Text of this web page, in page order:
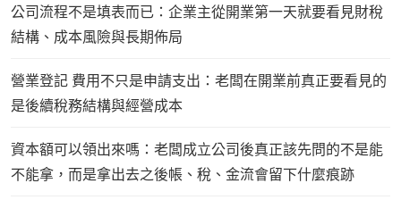
公司流程不是填表而已：企業主從開業第一天就要看見財稅
結構、成本風險與長期佈局
營業登記 費用不只是申請支出：老闆在開業前真正要看見的
是後續稅務結構與經營成本
資本額可以領出來嗎：老闆成立公司後真正該先問的不是能
不能拿，而是拿出去之後帳、稅、金流會留下什麼痕跡